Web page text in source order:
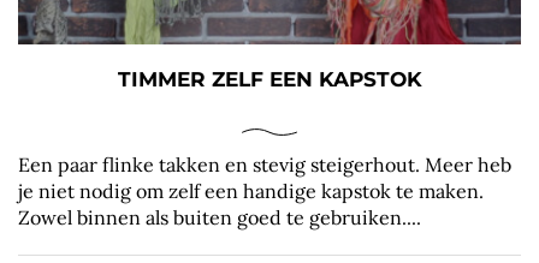
TIMMER ZELF EEN KAPSTOK
Een paar flinke takken en stevig steigerhout. Meer heb
je niet nodig om zelf een handige kapstok te maken.
Zowel binnen als buiten goed te gebruiken....